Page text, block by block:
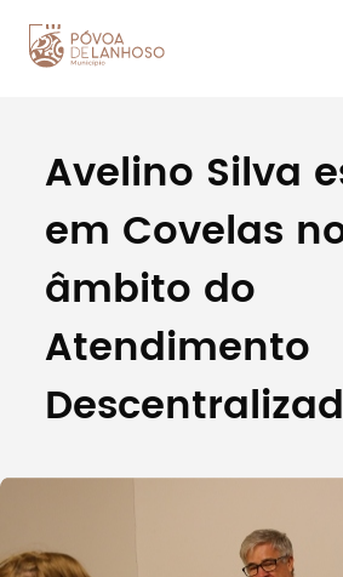
Procurar
Tipo de conteúdo
Avelino Silva
em Covelas
âmbito do
Atendimento